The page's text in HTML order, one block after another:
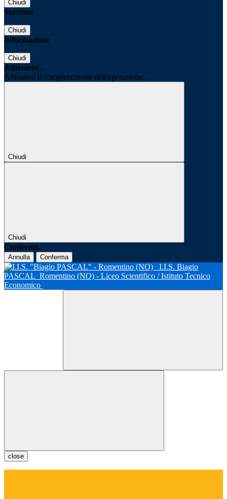
Chiudi
Successo
Chiudi
Informazione
Chiudi
Attendere...
Attendere il completamento dell'operazione...
Chiudi
Chiudi
Conferma
Annulla Conferma
I.I.S. Biagio
PASCAL Romentino (NO) - Liceo Scientifico / Istituto Tecnico
Economico
close